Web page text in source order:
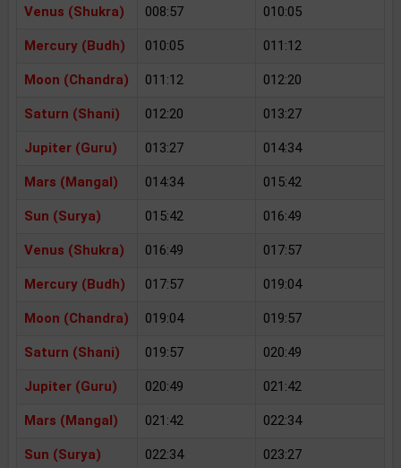
Venus (Shukra) 008:57 010:05
Mercury (Budh) 010:05 011:12
Moon (Chandra) 011:12 012:20
Saturn (Shani) 012:20 013:27
Jupiter (Guru) 013:27 014:34
Mars (Mangal) 014:34 015:42
Sun (Surya) 015:42 016:49
Venus (Shukra) 016:49 017:57
Mercury (Budh) 017:57 019:04
Moon (Chandra) 019:04 019:57
Saturn (Shani) 019:57 020:49
Jupiter (Guru) 020:49 021:42
Mars (Mangal) 021:42 022:34
Sun (Surya) 022:34 023:27